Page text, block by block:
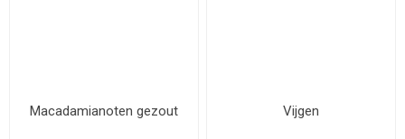
Macadamianoten gezout Vijgen